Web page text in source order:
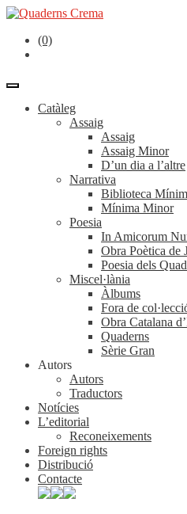
(0)
Catàleg
Assaig
Assaig
Assaig Minor
D’un dia a l’altre
Narrativa
Biblioteca
Mínima Minor
Poesia
In Amicorum
Obra Poètica de
Poesia dels
Miscel·lània
Àlbums
Fora de
Obra Catalana
Quaderns
Sèrie Gran
Autors
Autors
Traductors
Notícies
L’editorial
Reconeixements
Foreign rights
Distribució
Contacte